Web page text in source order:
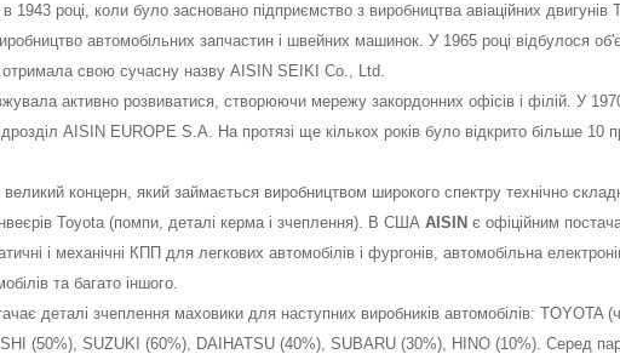
1943 році, коли було засновано підприємство з виробництва авіаційних
автомобільних запчастин і швейних машинок. У 1965 році відбулося
свою сучасну назву AISIN SEIKI Co., Ltd.
активно розвиватися, створюючи мережу закордонних офісів і філій. У
AISIN EUROPE S.A. На протязі ще кількох років було відкрито більше 10
великий концерн, який займається виробництвом широкого спектру технічно
Toyota (помпи, деталі керма і зчеплення). В США AISIN є офіційним
і механічні КПП для легкових автомобілів і фургонів, автомобільна
та багато іншого.
деталі зчеплення маховики для наступних виробників автомобілів: TOYOTA
(50%), SUZUKI (60%), DAIHATSU (40%), SUBARU (30%), HINO (10%). Серед